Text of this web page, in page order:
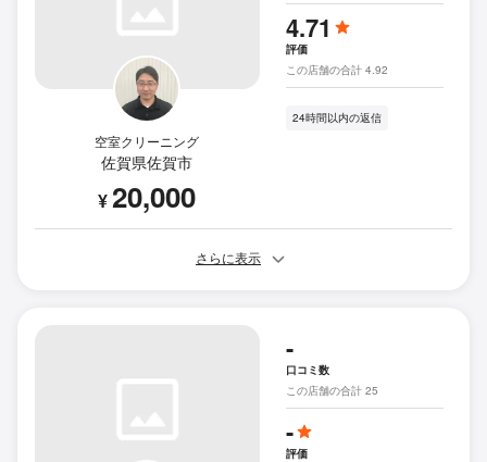
空室クリーニング
佐賀県佐賀市
¥20,000
4.71
評価
この店舗の合計 4.92
24時間以内の返信
さらに表示
-
口コミ数
この店舗の合計 25
-
評価